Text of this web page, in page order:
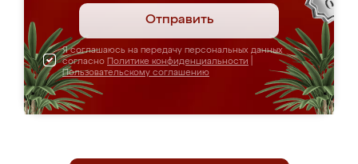
Отправить
Я соглашаюсь на передачу персональных данных
согласно Политике конфиденциальности
Пользовательскому соглашению